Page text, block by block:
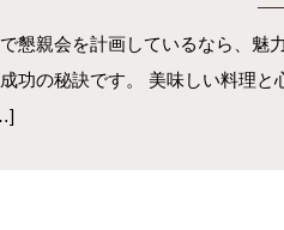
懇親会を計画しているなら、魅
功の秘訣です。 美味しい料理